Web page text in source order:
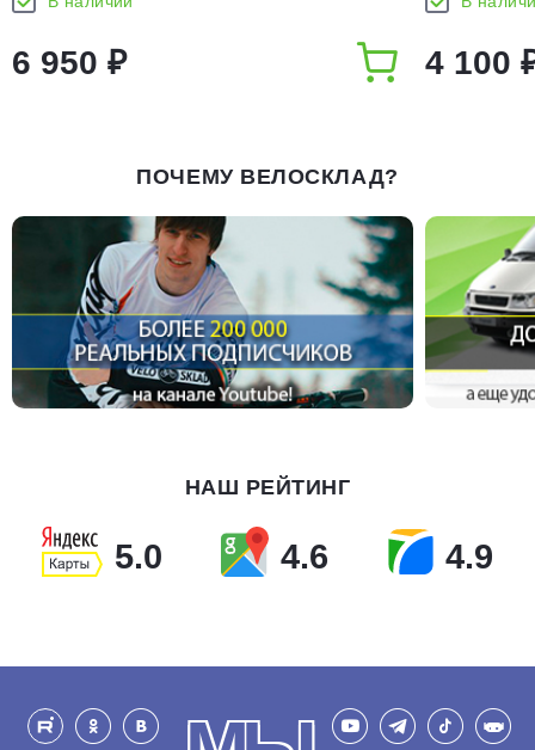
6 950 ₽ 4 100
ПОЧЕМУ ВЕЛОСКЛАД?
НАШ РЕЙТИНГ
5.0 4.6 4.9